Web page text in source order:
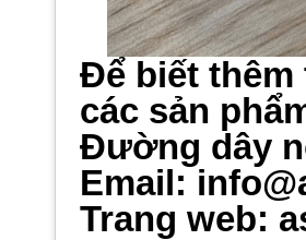
Để biết thêm
các sản
Đường dây
Email:
Trang web: